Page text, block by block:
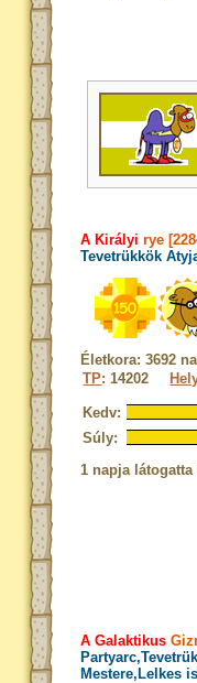
A Királyi rye
Tevetrükkök
Életkora: 3692
TP: 14202
Kedv:
Súly:
1 napja
A Galaktikus
Mestere,Lelkes